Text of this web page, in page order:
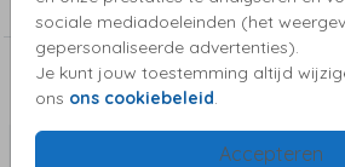
sociale mediadoeleinden (het
gepersonaliseerde advertenties).
Je kunt jouw toestemming altijd
ons ons cookiebeleid.
Accepteren
Deze kaartjes vind je